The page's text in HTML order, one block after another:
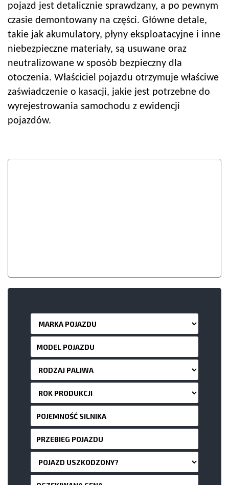
pojazd jest detalicznie sprawdzany, a po pewnym
czasie demontowany na części. Główne detale,
takie jak akumulatory, płyny eksploatacyjne i inne
niebezpieczne materiały, są usuwane oraz
neutralizowane w sposób bezpieczny dla
otoczenia. Właściciel pojazdu otrzymuje właściwe
zaświadczenie o kasacji, jakie jest potrzebne do
wyrejestrowania samochodu z ewidencji
pojazdów.